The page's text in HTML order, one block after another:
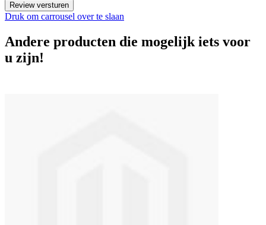
Review versturen
Druk om carrousel over te slaan
Andere producten die mogelijk iets voor
u zijn!